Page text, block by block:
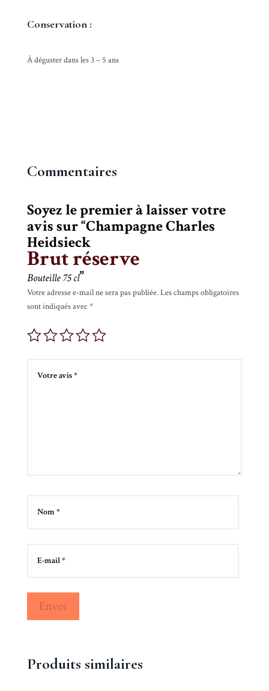
Conservation :
À déguster dans les 3 – 5 ans
Commentaires
Soyez le premier à laisser votre
avis sur “Champagne Charles
Heidsieck
Brut réserve
Bouteille 75 cl”
Votre adresse e-mail ne sera pas publiée.Les champs obligatoires
sont indiqués avec *
Envoi
Produits similaires